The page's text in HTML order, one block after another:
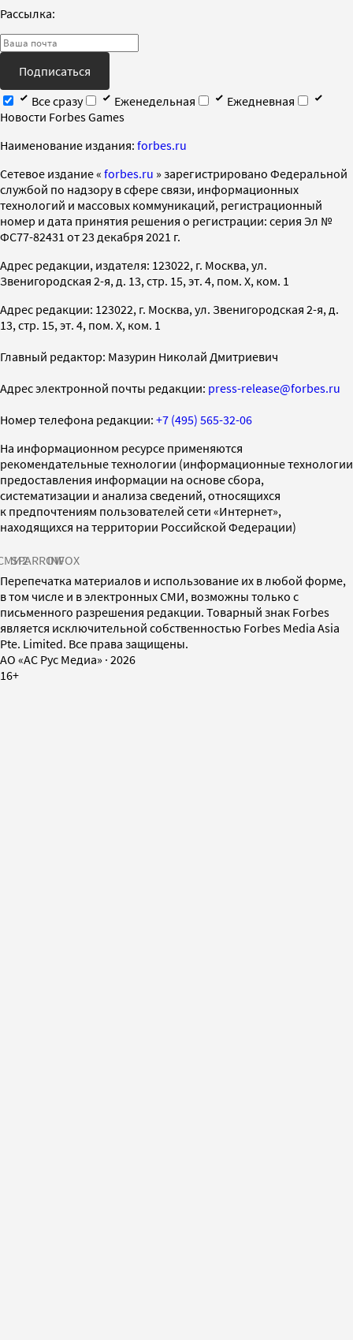
Рассылка:
Подписаться
Все сразу
Еженедельная
Ежедневная
Новости Forbes Games
Наименование издания: forbes.ru
Cетевое издание « forbes.ru » зарегистрировано Федеральной
службой по надзору в сфере связи, информационных
технологий и массовых коммуникаций, регистрационный
номер и дата принятия решения о регистрации: серия Эл №
ФС77-82431 от 23 декабря 2021 г.
Адрес редакции, издателя: 123022, г. Москва, ул.
Звенигородская 2-я, д. 13, стр. 15, эт. 4, пом. X, ком. 1
Адрес редакции: 123022, г. Москва, ул. Звенигородская 2-я, д.
13, стр. 15, эт. 4, пом. X, ком. 1
Главный редактор: Мазурин Николай Дмитриевич
Адрес электронной почты редакции: press-release@forbes.ru
Номер телефона редакции: +7 (495) 565-32-06
На информационном ресурсе применяются
рекомендательные технологии (информационные технологии
предоставления информации на основе сбора,
систематизации и анализа сведений, относящихся
к предпочтениям пользователей сети «Интернет»,
находящихся на территории Российской Федерации)
SPARROWINFOX
Перепечатка материалов и использование их в любой форме,
в том числе и в электронных СМИ, возможны только с
письменного разрешения редакции. Товарный знак Forbes
является исключительной собственностью Forbes Media Asia
Pte. Limited. Все права защищены.
AO «АС Рус Медиа» · 2026
16+